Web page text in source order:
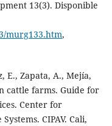
13(3). Disponible
murg133.htm,
E., Zapata, A., Mejía,
cattle farms. Guide for
Center for
CIPAV. Cali,